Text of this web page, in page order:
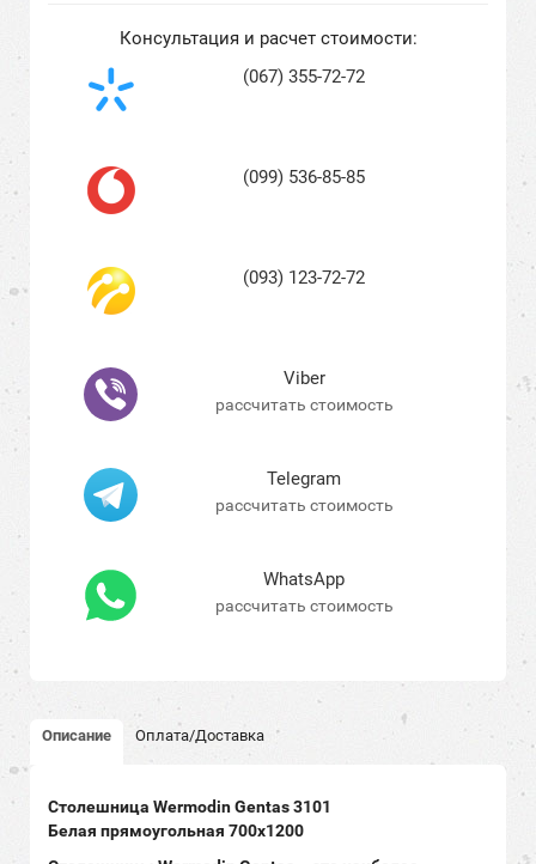
Консультация и расчет стоимости:
(067) 355-72-72
(099) 536-85-85
(093) 123-72-72
Viber
рассчитать стоимость
Telegram
рассчитать стоимость
WhatsApp
рассчитать стоимость
Описание Оплата/Доставка
Столешница Wermodin Gentas3101
Белая прямоугольная 700x1200